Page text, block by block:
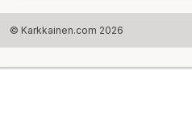
© Karkkainen.com 2026